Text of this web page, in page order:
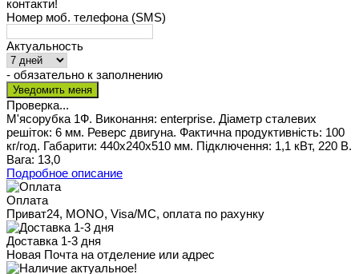
контакти!
Номер моб. телефона (SMS)
Актуальность
- обязательно к заполнению
Проверка...
М'ясорубка 1Ф. Виконання: enterprise. Діаметр сталевих
решіток: 6 мм. Реверс двигуна. Фактична продуктивність: 100
кг/год. Габарити: 440х240х510 мм. Підключення: 1,1 кВт, 220 В.
Вага: 13,0
Подробное описание
Оплата
Приват24, MONO, Visa/MC, оплата по рахунку
Доставка 1-3 дня
Новая Почта на отделение или адрес